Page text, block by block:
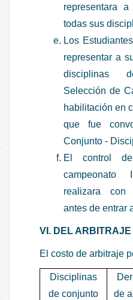
representara
todas sus
Los
representar a
disciplinas
Selección de
habilitación en
que fue
Conjunto -
El control
campeonato
realizara con
antes de entrar
VI. DEL ARBITRAJE
El costo de arbitraje
Disciplinas
de conjunto
de